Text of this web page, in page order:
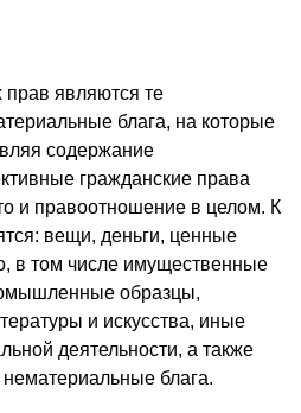
прав являются те
блага, на которые
содержание
гражданские права
и правоотношение в целом. К
вещи, деньги, ценные
в том числе имущественные
образцы,
и искусства, иные
деятельности, а также
блага.